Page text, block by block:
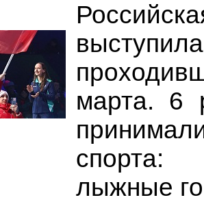
марта. 6
спорта:
лыжные